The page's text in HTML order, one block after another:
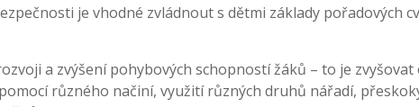
je vhodné zvládnout s dětmi základy pořadových
a zvýšení pohybových schopností žáků – to je
různého načiní, využití různých druhů nářadí,